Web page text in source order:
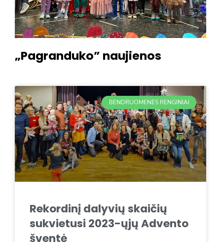
„Pagranduko” naujienos
BENDRUOMENĖS RENGINIAI
Rekordinį dalyvių skaičių
sukvietusi 2023-ųjų Advento
šventė